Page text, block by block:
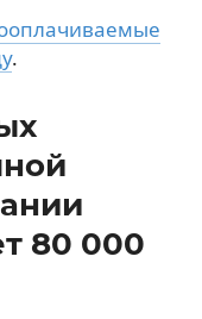
.
80 000